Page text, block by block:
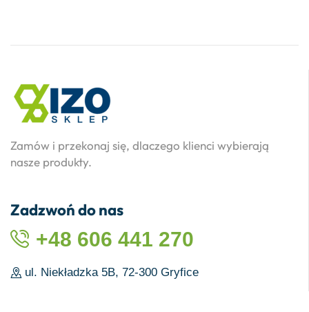
Zamów i przekonaj się, dlaczego klienci wybierają
nasze produkty.
Zadzwoń do nas
+48 606 441 270
ul. Niekładzka 5B, 72-300 Gryfice